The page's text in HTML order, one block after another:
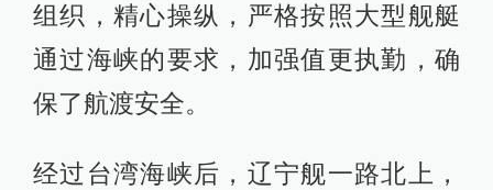
组织，精心操纵，严格按照大型舰艇
通过海峡的要求，加强值更执勤，确
保了航渡安全。
经过台湾海峡后，辽宁舰一路北上，